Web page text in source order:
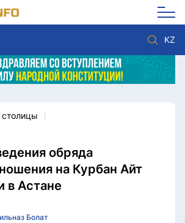
KZ
Политика
Культура
Мир
Служба Комплаенс
столицы
обряда
на Курбан Айт
в Астане
Болат